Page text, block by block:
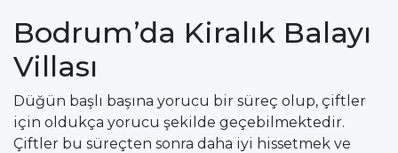
Bodrum’da Kiralık Balayı
Villası
Düğün başlı başına yorucu bir süreç olup, çiftler
için oldukça yorucu şekilde geçebilmektedir.
Çiftler bu süreçten sonra daha iyi hissetmek ve